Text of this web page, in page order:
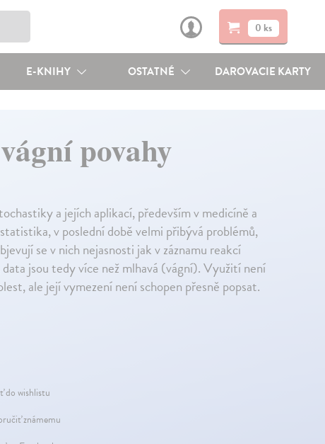
0 ks
E-KNIHY OSTATNÉ DAROVACIE KARTY
povahy
a jejích aplikací, především v medicíně a
v poslední době velmi přibývá problémů,
se v nich nejasnosti jak v záznamu reakcí
jsou tedy více než mlhavá (vágní). Využití není
ale její vymezení není schopen přesně popsat.
do wishlistu
známemu